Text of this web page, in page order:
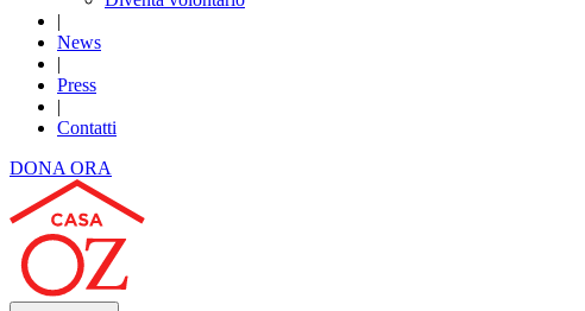
|
News
|
Press
|
Contatti
DONA ORA